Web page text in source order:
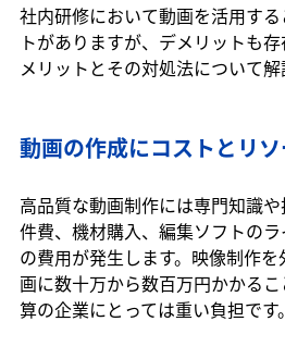
社内研修において動画を活用す
トがありますが、デメリットも
メリットとその対処法について解
動画の作成にコストとリ
高品質な動画制作には専門知識
件費、機材購入、編集ソフトの
の費用が発生します。映像制作
画に数十万から数百万円かかる
算の企業にとっては重い負担です。